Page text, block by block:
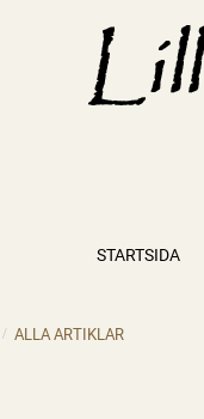
STARTSIDA
ALLA ARTIKLAR